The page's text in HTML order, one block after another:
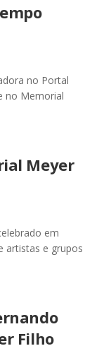
no Portal
no Memorial
Meyer
em
artistas e grupos
Filho